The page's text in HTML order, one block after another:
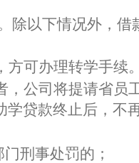
除以下情况外，
可办理转学手续。
，公司将提请省
贷款终止后，不再
刑事处罚的；